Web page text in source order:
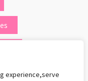
experience,serve